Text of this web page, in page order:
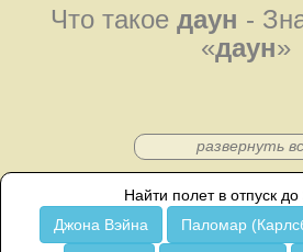
Что такое даун -
«даун»
развернуть
Найти полет в отпуск
Джона Вэйна
Паломар